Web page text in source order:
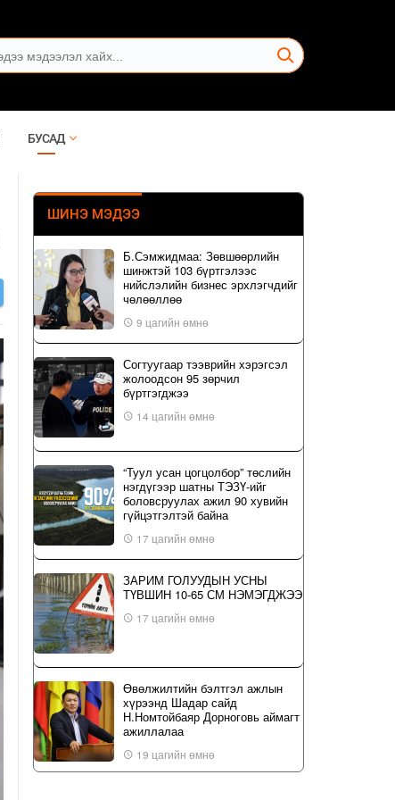
БУСАД
ШИНЭ МЭДЭЭ
Б.Сэмжидмаа: Зөвшөөрлийн
шинжтэй 103 бүртгэлээс
нийслэлийн бизнес эрхлэгчдийг
чөлөөллөө
9 цагийн өмнө
Согтуугаар тээврийн хэрэгсэл
жолоодсон 95 зөрчил
бүртгэгджээ
14 цагийн өмнө
“Туул усан цогцолбор” төслийн
нэгдүгээр шатны ТЭЗҮ-ийг
боловсруулах ажил 90 хувийн
гүйцэтгэлтэй байна
17 цагийн өмнө
ЗАРИМ ГОЛУУДЫН УСНЫ
ТҮВШИН 10-65 СМ НЭМЭГДЖЭЭ
17 цагийн өмнө
Өвөлжилтийн бэлтгэл ажлын
хүрээнд Шадар сайд
Н.Номтойбаяр Дорноговь аймагт
ажиллалаа
19 цагийн өмнө